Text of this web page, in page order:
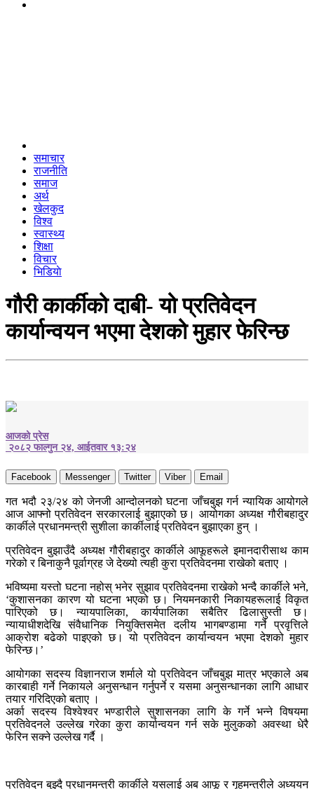
समाचार
राजनीति
समाज
अर्थ
खेलकुद
विश्व
स्वास्थ्य
शिक्षा
विचार
भिडियाे
गौरी कार्कीको दाबी- यो प्रतिवेदन
कार्यान्वयन भएमा देशको मुहार फेरिन्छ
आजको प्रेस
२०८२ फाल्गुन २४, आईतवार १३:२४
Facebook Messenger Twitter Viber Email
गत भदौ २३/२४ को जेनजी आन्दोलनको घटना जाँचबुझ गर्न न्यायिक आयोगले
आज आफ्नो प्रतिवेदन सरकारलाई बुझाएको छ। आयोगका अध्यक्ष गौरीबहादुर
कार्कीले प्रधानमन्त्री सुशीला कार्कीलाई प्रतिवेदन बुझाएका हुन् ।
प्रतिवेदन बुझाउँदै अध्यक्ष गौरीबहादुर कार्कीले आफूहरूले इमानदारीसाथ काम
गरेको र बिनाकुनै पूर्वाग्रह जे देख्यो त्यही कुरा प्रतिवेदनमा राखेको बताए ।
भविष्यमा यस्तो घटना नहोस् भनेर सुझाव प्रतिवेदनमा राखेको भन्दै कार्कीले भने,
‘कुशासनका कारण यो घटना भएको छ। नियमनकारी निकायहरूलाई विकृत
पारिएको छ। न्यायपालिका, कार्यपालिका सबैतिर ढिलासुस्ती छ।
न्यायाधीशदेखि संवैधानिक नियुक्तिसमेत दलीय भागबण्डामा गर्ने प्रवृत्तिले
आक्रोश बढेको पाइएको छ। यो प्रतिवेदन कार्यान्वयन भएमा देशको मुहार
फेरिन्छ।’
आयोगका सदस्य विज्ञानराज शर्माले यो प्रतिवेदन जाँचबुझ मात्र भएकाले अब
कारबाही गर्ने निकायले अनुसन्धान गर्नुपर्ने र यसमा अनुसन्धानका लागि आधार
तयार गरिदिएको बताए ।
अर्का सदस्य विश्वेश्वर भण्डारीले सुशासनका लागि के गर्ने भन्ने विषयमा
प्रतिवेदनले उल्लेख गरेका कुरा कार्यान्वयन गर्न सके मुलुकको अवस्था धेरै
फेरिन सक्ने उल्लेख गर्दै ।
प्रतिवेदन बुझ्दै प्रधानमन्त्री कार्कीले यसलाई अब आफू र गृहमन्त्रीले अध्ययन